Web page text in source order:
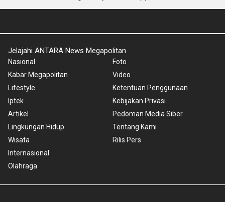
Jelajahi ANTARA News Megapolitan
Nasional
Kabar Megapolitan
Lifestyle
Iptek
Artikel
Lingkungan Hidup
Wisata
Internasional
Olahraga
Foto
Video
Ketentuan Penggunaan
Kebijakan Privasi
Pedoman Media Siber
Tentang Kami
Rilis Pers